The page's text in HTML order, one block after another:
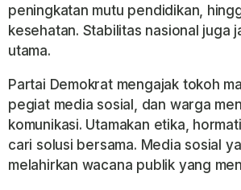
peningkatan mutu pendidikan,
kesehatan. Stabilitas nasional juga
utama.
Partai Demokrat mengajak tokoh
pegiat media sosial, dan warga
komunikasi. Utamakan etika,
cari solusi bersama. Media sosial
melahirkan wacana publik yang